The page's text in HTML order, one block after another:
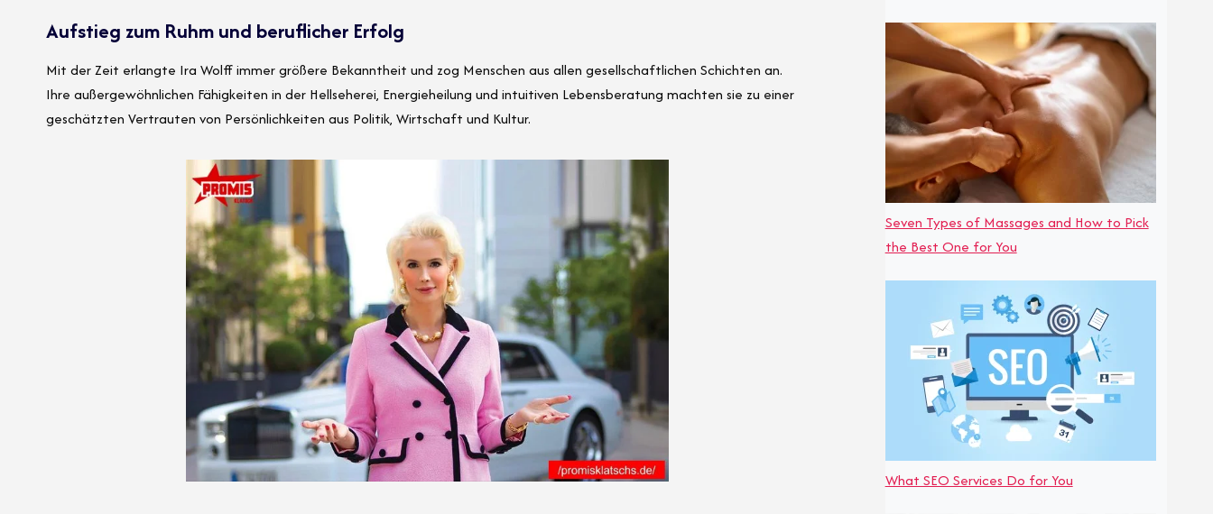
Aufstieg zum Ruhm und beruflicher Erfolg
Mit der Zeit erlangte Ira Wolff immer größere Bekanntheit und zog Menschen aus allen gesellschaftlichen Schichten an.
Ihre außergewöhnlichen Fähigkeiten in der Hellseherei, Energieheilung und intuitiven Lebensberatung machten sie zu einer
geschätzten Vertrauten von Persönlichkeiten aus Politik, Wirtschaft und Kultur.
Seven Types of Massages and How to Pick
the Best One for You
What SEO Services Do for You